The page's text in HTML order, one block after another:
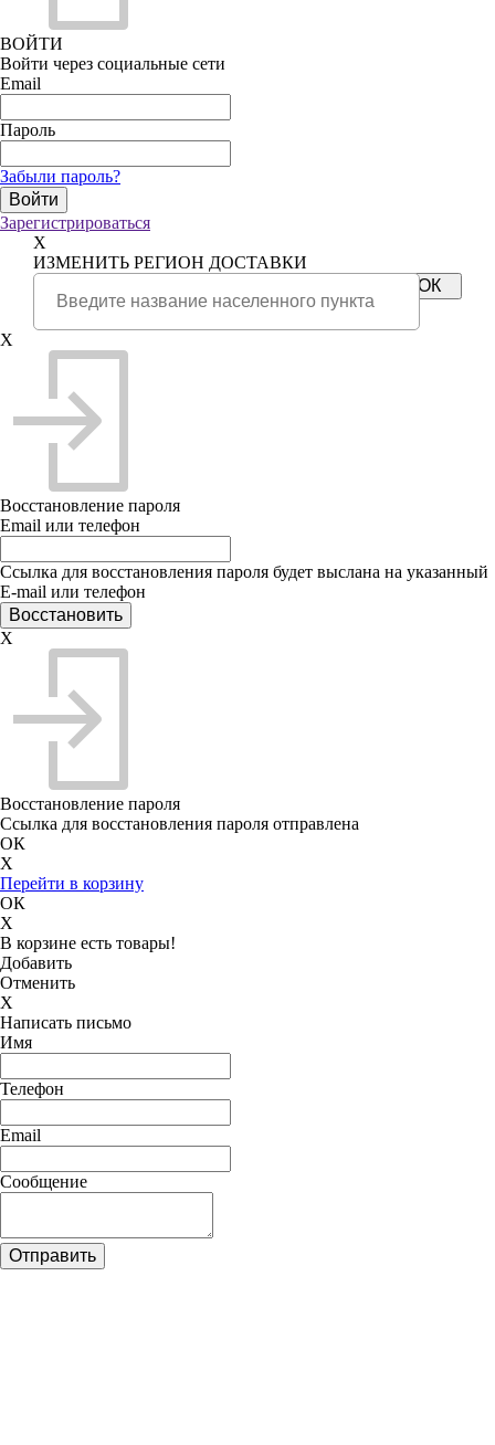
ВОЙТИ
Войти через социальные сети
Email
Пароль
Забыли пароль?
Зарегистрироваться
X
ИЗМЕНИТЬ РЕГИОН ДОСТАВКИ
X
Восстановление пароля
Email или телефон
Ссылка для восстановления пароля будет выслана на указанный
E-mail или телефон
X
Восстановление пароля
Ссылка для восстановления пароля отправлена
ОК
X
Перейти в корзину
ОК
X
В корзине есть товары!
Добавить
Отменить
X
Написать письмо
Имя
Телефон
Email
Сообщение